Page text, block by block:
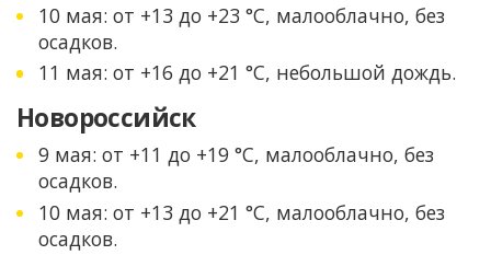
10 мая: от +13 до +23 °C, малооблачно, без
осадков.
11 мая: от +16 до +21 °C, небольшой дождь.
Новороссийск
9 мая: от +11 до +19 °C, малооблачно, без
осадков.
10 мая: от +13 до +21 °C, малооблачно, без
осадков.